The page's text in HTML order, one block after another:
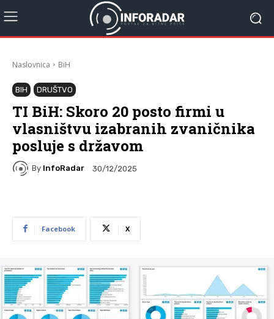
Naslovnica BiH
BIH DRUŠTVO
TI BiH: Skoro 20 posto firmi u
vlasništvu izabranih zvaničnika
posluje s državom
By InfoRadar 30/12/2025
Facebook X